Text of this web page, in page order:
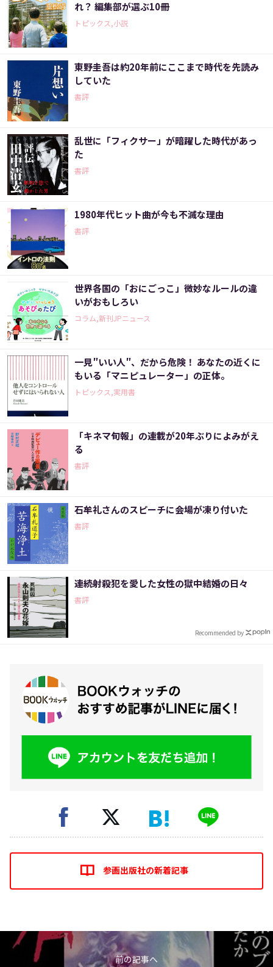
れ？ 編集部が選ぶ10冊
トピックス,小説
東野圭吾は約20年前にここまで時代を先読み
していた
書評
乱世に「フィクサー」が暗躍した時代があっ
た
書評
1980年代ヒット曲が今も不滅な理由
書評
世界各国の「おにごっこ」微妙なルールの違
いがおもしろい
コラム,新刊JPニュース
一見″いい人″、だから危険！ あなたの近くに
もいる「マニピュレーター」の正体。
トピックス,実用書
「キネマ旬報」の連載が20年ぶりによみがえ
る
書評
石牟礼さんのスピーチに会場が凍り付いた
書評
連続射殺犯を愛した女性の獄中結婚の日々
書評
Recommended by
参画出版社の新着記事
前の記事へ